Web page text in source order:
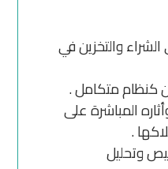
والتخزين في
كنظام متكامل .
المباشرة على
.
وتحليل